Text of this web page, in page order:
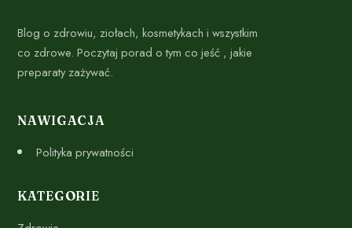
Blog o zdrowiu, ziołach, kosmetykach i wszystkim
co zdrowe. Poczytaj porad o tym co jeść , jakie
preparaty zażywać.
NAWIGACJA
Polityka prywatności
KATEGORIE